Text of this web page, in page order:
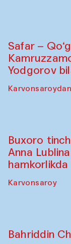
Olimjon
Yekaterina
Tolkachev,